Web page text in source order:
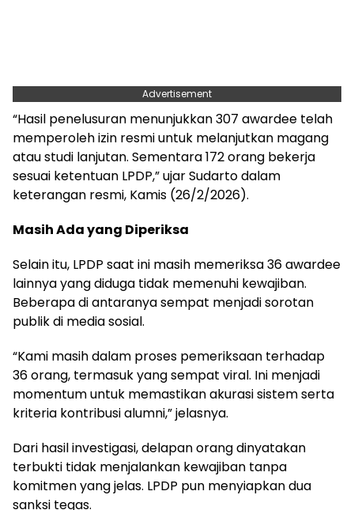
Advertisement
“Hasil penelusuran menunjukkan 307 awardee telah
memperoleh izin resmi untuk melanjutkan magang
atau studi lanjutan. Sementara 172 orang bekerja
sesuai ketentuan LPDP,” ujar Sudarto dalam
keterangan resmi, Kamis (26/2/2026).
Masih Ada yang Diperiksa
Selain itu, LPDP saat ini masih memeriksa 36 awardee
lainnya yang diduga tidak memenuhi kewajiban.
Beberapa di antaranya sempat menjadi sorotan
publik di media sosial.
“Kami masih dalam proses pemeriksaan terhadap
36 orang, termasuk yang sempat viral. Ini menjadi
momentum untuk memastikan akurasi sistem serta
kriteria kontribusi alumni,” jelasnya.
Dari hasil investigasi, delapan orang dinyatakan
terbukti tidak menjalankan kewajiban tanpa
komitmen yang jelas. LPDP pun menyiapkan dua
sanksi tegas.